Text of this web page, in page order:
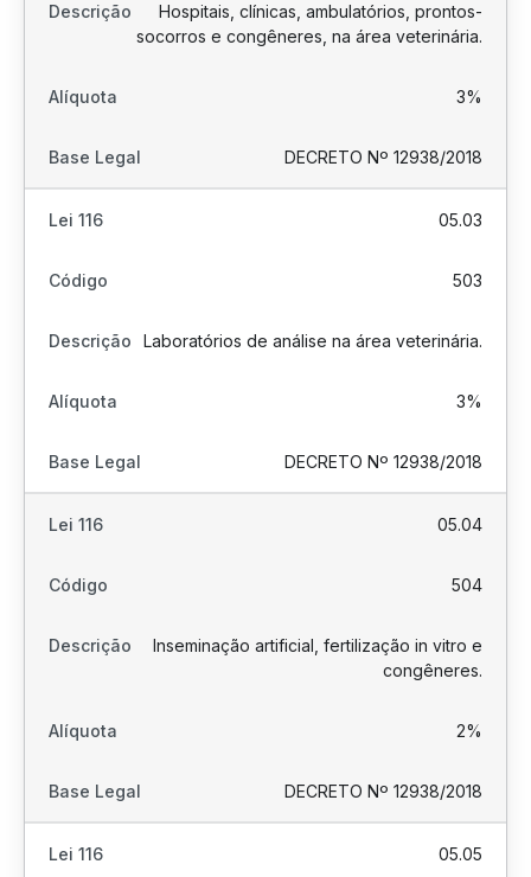
Hospitais, clínicas, ambulatórios, prontos-
socorros e congêneres, na área veterinária.
3%
DECRETO Nº 12938/2018
05.03
503
Laboratórios de análise na área veterinária.
3%
DECRETO Nº 12938/2018
05.04
504
Inseminação artificial, fertilização in vitro e
congêneres.
2%
DECRETO Nº 12938/2018
05.05